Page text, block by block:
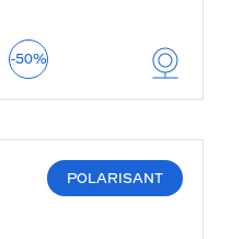
-50%
POLARISANT